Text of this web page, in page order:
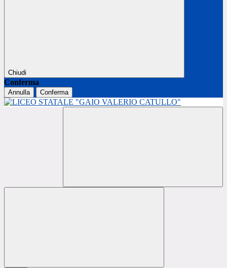
Chiudi
Conferma
Annulla Conferma